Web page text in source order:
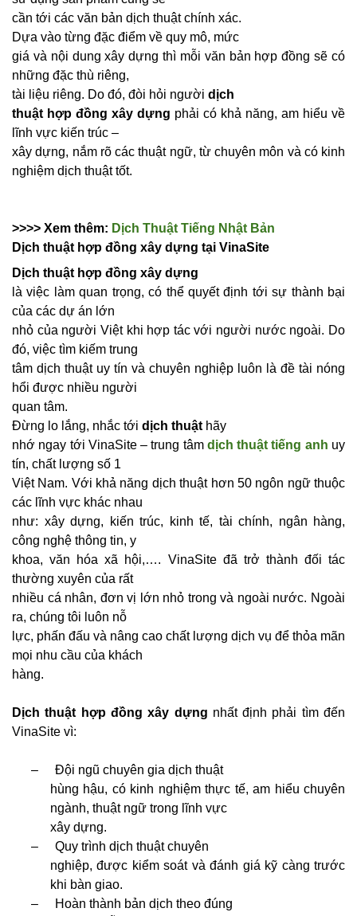
cần tới các văn bản dịch thuật chính xác.
Dựa vào từng đặc điểm về quy mô, mức
giá và nội dung xây dựng thì mỗi văn bản hợp đồng sẽ có
những đặc thù riêng,
tài liệu riêng. Do đó, đòi hỏi người dịch
thuật hợp đồng xây dựng phải có khả năng, am hiểu về
lĩnh vực kiến trúc –
xây dựng, nắm rõ các thuật ngữ, từ chuyên môn và có kinh
nghiệm dịch thuật tốt.
>>>> Xem thêm: Dịch Thuật Tiếng Nhật Bản
Dịch thuật hợp đồng xây dựng tại VinaSite
Dịch thuật hợp đồng xây dựng
là việc làm quan trọng, có thể quyết định tới sự thành bại
của các dự án lớn
nhỏ của người Việt khi hợp tác với người nước ngoài. Do
đó, việc tìm kiếm trung
tâm dịch thuật uy tín và chuyên nghiệp luôn là đề tài nóng
hổi được nhiều người
quan tâm.
Đừng lo lắng, nhắc tới dịch thuật hãy
nhớ ngay tới VinaSite – trung tâm dịch thuật tiếng anh uy
tín, chất lượng số 1
Việt Nam. Với khả năng dịch thuật hơn 50 ngôn ngữ thuộc
các lĩnh vực khác nhau
như: xây dựng, kiến trúc, kinh tế, tài chính, ngân hàng,
công nghệ thông tin, y
khoa, văn hóa xã hội,…. VinaSite đã trở thành đối tác
thường xuyên của rất
nhiều cá nhân, đơn vị lớn nhỏ trong và ngoài nước. Ngoài
ra, chúng tôi luôn nỗ
lực, phấn đấu và nâng cao chất lượng dịch vụ để thỏa mãn
mọi nhu cầu của khách
hàng.
Dịch thuật hợp đồng xây dựng nhất định phải tìm đến
VinaSite vì:
–
Đội ngũ chuyên gia dịch thuật
hùng hậu, có kinh nghiệm thực tế, am hiểu chuyên
ngành, thuật ngữ trong lĩnh vực
xây dựng.
–
Quy trình dịch thuật chuyên
nghiệp, được kiểm soát và đánh giá kỹ càng trước
khi bàn giao.
–
Hoàn thành bản dịch theo đúng